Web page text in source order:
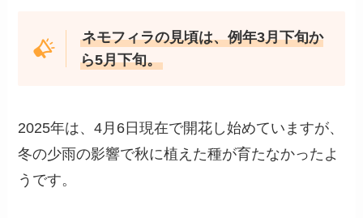
ネモフィラの見頃は、例年3月下旬か
ら5月下旬。
2025年は、4月6日現在で開花し始めていますが、
冬の少雨の影響で秋に植えた種が育たなかったよ
うです。